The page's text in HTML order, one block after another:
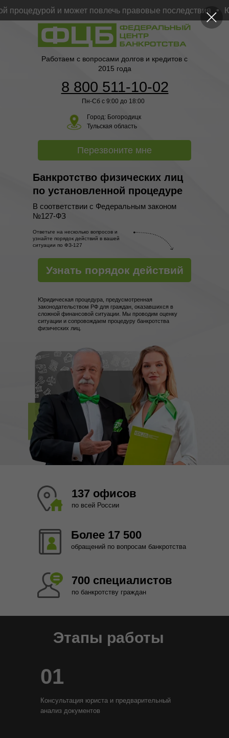
и может повлечь правовые последствия
В соответствии с Федеральным законом
№127-ФЗ
Банкротство физических лиц
по установленной процедуре
Узнать порядок действий
Юридическая процедура, предусмотренная
законодательством РФ для граждан, оказавшихся в
сложной финансовой ситуации. Мы проводим оценку
ситуации и сопровождаем процедуру банкротства
физических лиц.
Ответьте на несколько вопросов и
узнайте порядок действий в вашей
ситуации по ФЗ-127
Перезвоните мне
8 800 511-10-02
Пн-Сб с 9:00 до 18:00
Город: Богородицк
Тульская область
Работаем с вопросами долгов и кредитов с
2015 года
обращений по вопросам банкротства
Более 17 500
по банкротству граждан
700 специалистов
по всей России
137 офисов
Этапы работы
01
Консультация юриста и предварительный
анализ документов